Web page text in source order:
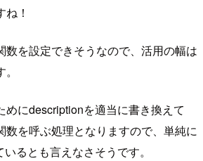
！
数を設定できそうなので、活用の幅は
めにdescriptionを適当に書き換えて
数を呼ぶ処理となりますので、単純に
るとも言えなさそうです。